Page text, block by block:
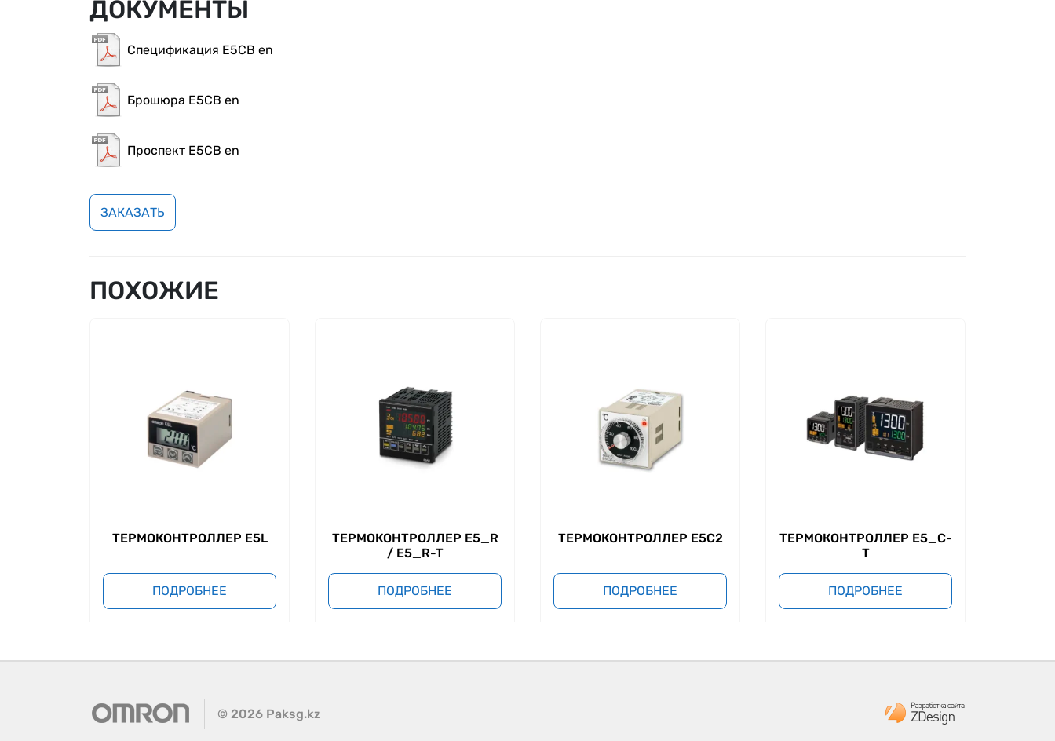
ДОКУМЕНТЫ
Спецификация E5CB en
Брошюра E5CB en
Проспект E5CB en
ЗАКАЗАТЬ
ПОХОЖИЕ
ТЕРМОКОНТРОЛЛЕР E5L
ПОДРОБНЕЕ
ТЕРМОКОНТРОЛЛЕР E5_R
/ E5_R-T
ПОДРОБНЕЕ
ТЕРМОКОНТРОЛЛЕР E5C2
ПОДРОБНЕЕ
ТЕРМОКОНТРОЛЛЕР E5_C-
T
ПОДРОБНЕЕ
© 2026 Paksg.kz